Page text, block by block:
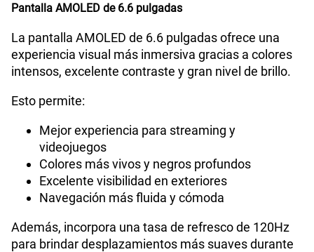
Pantalla AMOLED de 6.6 pulgadas
La pantalla AMOLED de 6.6 pulgadas ofrece una
experiencia visual más inmersiva gracias a colores
intensos, excelente contraste y gran nivel de brillo.
Esto permite:
Mejor experiencia para streaming y
videojuegos
Colores más vivos y negros profundos
Excelente visibilidad en exteriores
Navegación más fluida y cómoda
Además, incorpora una tasa de refresco de 120Hz
para brindar desplazamientos más suaves durante